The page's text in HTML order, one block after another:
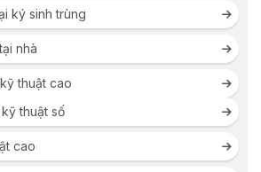
ký sinh trùng
nhà
thuật cao
thuật số
cao